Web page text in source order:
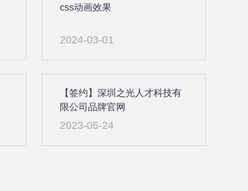
css动画效果
2024-03-01
【签约】深圳之光人才科技有
限公司品牌官网
2023-05-24